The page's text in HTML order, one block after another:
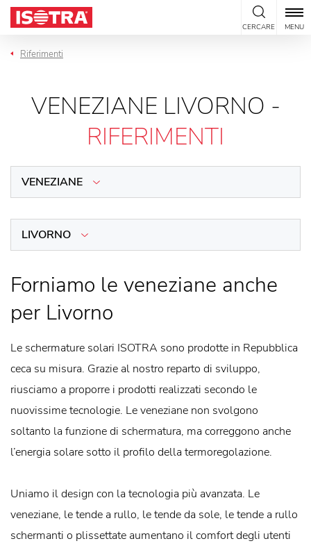
Vai al contenuto
CERCARE MENU
Riferimenti
VENEZIANE LIVORNO -
RIFERIMENTI
VENEZIANE
LIVORNO
Forniamo le veneziane anche
per Livorno
Le schermature solari ISOTRA sono prodotte in Repubblica
ceca su misura. Grazie al nostro reparto di sviluppo,
riusciamo a proporre i prodotti realizzati secondo le
nuovissime tecnologie. Le veneziane non svolgono
soltanto la funzione di schermatura, ma correggono anche
l’energia solare sotto il profilo della termoregolazione.
Uniamo il design con la tecnologia più avanzata. Le
veneziane, le tende a rullo, le tende da sole, le tende a rullo
schermanti o plissettate aumentano il comfort degli utenti